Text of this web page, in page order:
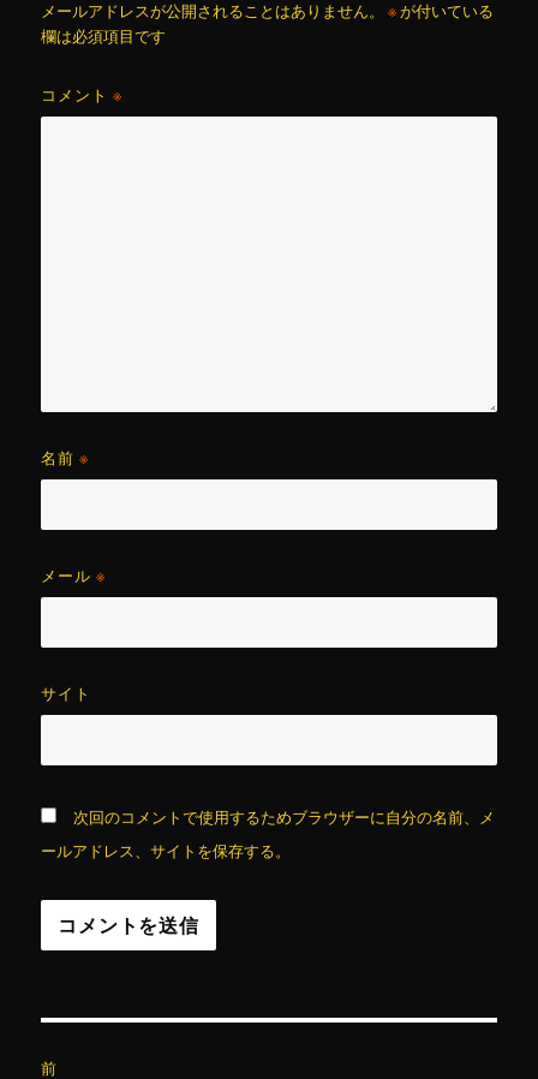
メールアドレスが公開されることはありません。 ※が付いている
欄は必須項目です
コメント※
名前※
メール※
サイト
次回のコメントで使用するためブラウザーに自分の名前、メ
ールアドレス、サイトを保存する。
前